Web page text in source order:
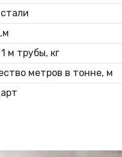
м трубы, кг
метров в тонне, м